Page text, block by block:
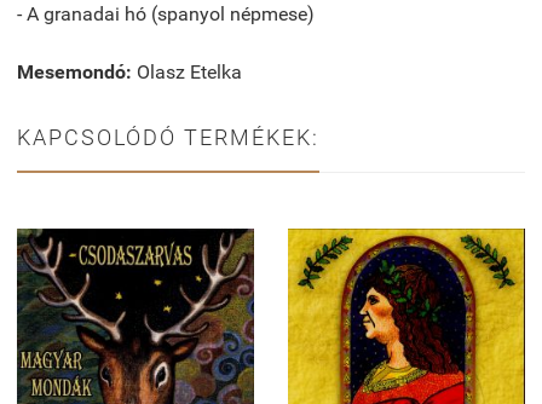
- A granadai hó (spanyol népmese)
Mesemondó: Olasz Etelka
KAPCSOLÓDÓ TERMÉKEK: